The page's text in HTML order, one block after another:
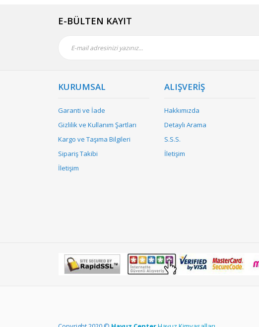
E-BÜLTEN KAYIT
KURUMSAL
Garanti ve İade
Gizlilik ve Kullanım Şartları
Kargo ve Taşıma Bilgileri
Sipariş Takibi
İletişim
ALIŞVERİŞ
Hakkımızda
Detaylı Arama
S.S.S.
İletişim